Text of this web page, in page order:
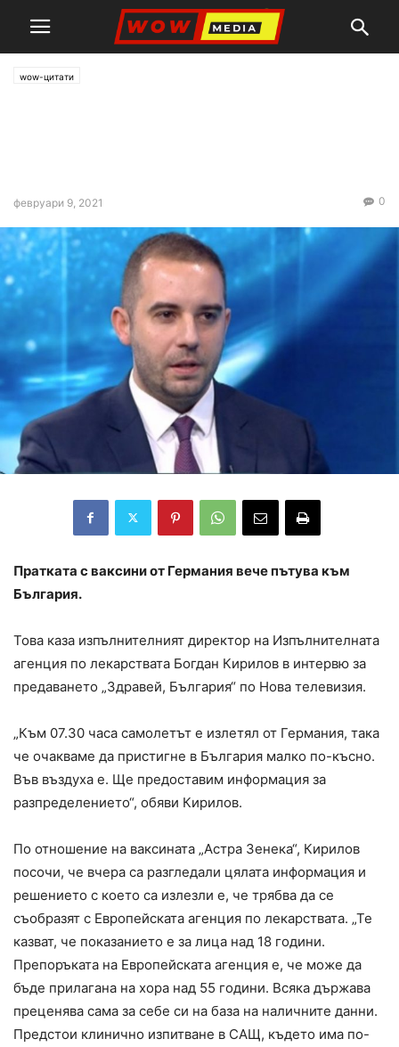
wow-цитати
февруари 9, 2021 0
Пратката с ваксини от Германия вече пътува към
България.
Това каза изпълнителният директор на Изпълнителната
агенция по лекарствата Богдан Кирилов в интервю за
предаването „Здравей, България“ по Нова телевизия.
„Към 07.30 часа самолетът е излетял от Германия, така
че очакваме да пристигне в България малко по-късно.
Във въздуха е. Ще предоставим информация за
разпределението“, обяви Кирилов.
По отношение на ваксината „Астра Зенека“, Кирилов
посочи, че вчера са разгледали цялата информация и
решението с което са излезли е, че трябва да се
съобразят с Европейската агенция по лекарствата. „Те
казват, че показанието е за лица над 18 години.
Препоръката на Европейската агенция е, че може да
бъде прилагана на хора над 55 години. Всяка държава
преценява сама за себе си на база на наличните данни.
Предстои клинично изпитване в САЩ, където има по-